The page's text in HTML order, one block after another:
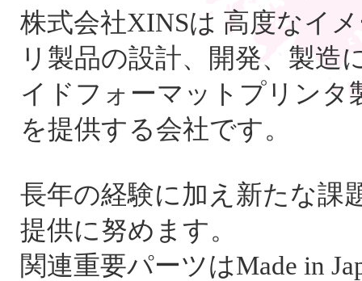
株式会社XINSは 高度なイ
リ製品の設計、開発、製造
イドフォーマットプリンタ
を提供する会社です。
長年の経験に加え新たな課
提供に努めます。
関連重要パーツはMade in